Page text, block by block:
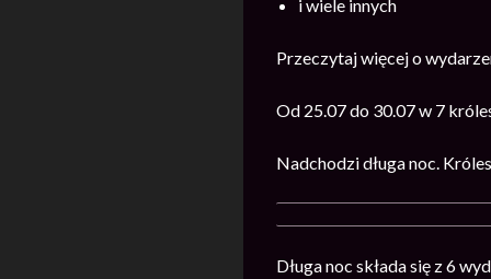
i wiele innych
Przeczytaj więcej o
Od 25.07 do 30.07 w 7
Nadchodzi długa noc.
Długa noc składa się z 6